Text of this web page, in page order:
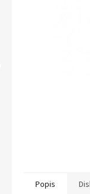
Popis